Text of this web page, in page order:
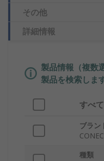
その他
詳細情報
製品情報（複数
製品を検索します
すべ
ブラン
CONEC
種類